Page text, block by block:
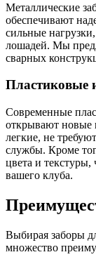
Металлические
обеспечивают
сильные
лошадей. Мы
сварных
Пластиковые
Современные
открывают новые
легкие, не
службы. Кроме
цвета и текстуры,
вашего клуба.
Выбирая заборы
множество